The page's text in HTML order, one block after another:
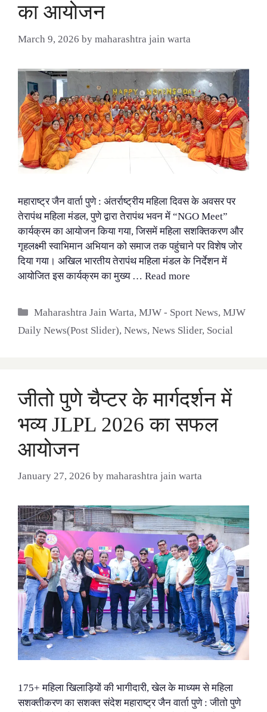
का आयोजन
March 9, 2026 by maharashtra jain warta
महाराष्ट्र जैन वार्ता पुणे : अंतर्राष्ट्रीय महिला दिवस के अवसर पर
तेरापंथ महिला मंडल, पुणे द्वारा तेरापंथ भवन में “NGO Meet”
कार्यक्रम का आयोजन किया गया, जिसमें महिला सशक्तिकरण और
गृहलक्ष्मी स्वाभिमान अभियान को समाज तक पहुंचाने पर विशेष जोर
दिया गया। अखिल भारतीय तेरापंथ महिला मंडल के निर्देशन में
आयोजित इस कार्यक्रम का मुख्य … Read more
Categories
Maharashtra Jain Warta,MJW - Sport News,MJW
Daily News(Post Slider), News, News Slider, Social
जीतो पुणे चैप्टर के मार्गदर्शन में
भव्य JLPL 2026 का सफल
आयोजन
January 27, 2026 by maharashtra jain warta
175+ महिला खिलाड़ियों की भागीदारी, खेल के माध्यम से महिला
सशक्तीकरण का सशक्त संदेश महाराष्ट्र जैन वार्ता पुणे : जीतो पुणे